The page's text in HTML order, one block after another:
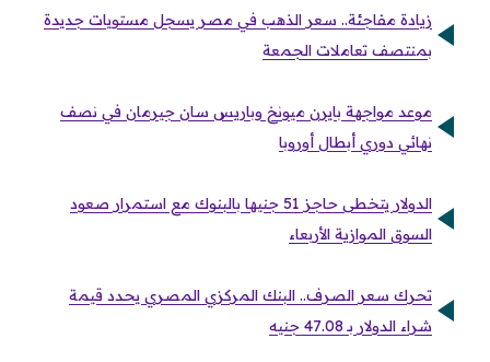
زيادة مفاجئة.. سعر الذهب في مصر يسجل مستويات جديدة
بمنتصف تعاملات الجمعة
موعد مواجهة بايرن ميونخ وباريس سان جيرمان في نصف
نهائي دوري أبطال أوروبا
الدولار يتخطى حاجز 51 جنيها بالبنوك مع استمرار صعود
السوق الموازية الأربعاء
تحرك سعر الصرف.. البنك المركزي المصري يحدد قيمة
شراء الدولار بـ 47.08 جنيه